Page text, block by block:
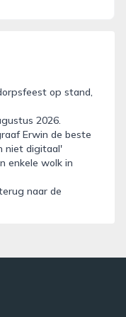
op stand,
2026.
Erwin de beste
niet digitaal'
enkele wolk in
naar de